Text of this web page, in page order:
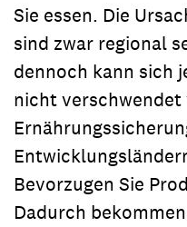
Sie essen. Die
sind zwar regional
dennoch kann sich
nicht
Bevorzugen Sie
Dadurch